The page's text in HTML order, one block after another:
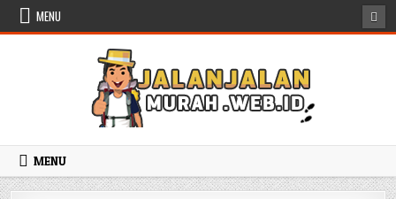
Skip to content
MENU
MENU